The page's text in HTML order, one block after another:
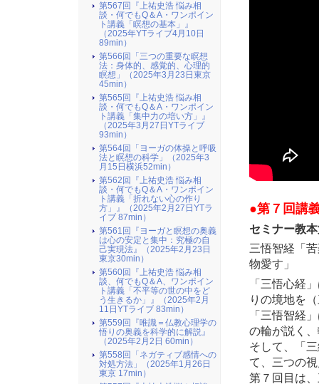
●第７回講
セミナー教
三悟智経「
物愛す」
「三悟心経
りの境地を
「三悟智経
の輪が説く
そして、「
て、三つの
第７回目は
第567回『上祐史浩 悩み相
談・何でもQ＆A・ワンポイン
ト講義「瞑想の基本」』
（2025年YTライブ4月10日
89min）
第566回「三つの重要な瞑想
法：身体的、感覚的、心理的
瞑想」（2025年3月23日東京
45min）
第565回『上祐史浩 悩み相
談・何でもQ＆A・ワンポイン
ト講義「集中力の培い方」』
（2025年3月27日YTライブ
93min）
第564回「ヨーガの体操と呼吸
法と瞑想の科学」（2025年3
月15日横浜52min）
第562回『上祐史浩 悩み相
談・何でもQ＆A・ワンポイン
ト講義「折れない心の作り
方」』（2025年2月27日YTラ
イブ 87min）
第561回『ヨーガと瞑想の奥義
は心の安定と集中：究極の自
己実現法』（2025年2月23日
東京30min）
第560回『上祐史浩 悩み相
談、何でもQ＆A、ワンポイン
ト講義「不平等の世の中をど
う生きるか」』（2025年2月
11日YTライブ 83min）
第559回『唯識＝仏教心理学の
悟りの奥義を科学的に解説』
（2025年2月2日 60min）
第558回「ネガティブ感情への
対処方法」（2025年1月26日
東京 17min）